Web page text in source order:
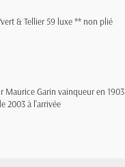
& Tellier 59 luxe ** non plié
Maurice Garin vainqueur en 1903
2003 à l'arrivée